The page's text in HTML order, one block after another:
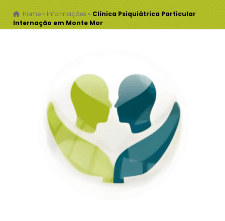
Home » Informações » Clínica Psiquiátrica Particular
Internação em Monte Mor